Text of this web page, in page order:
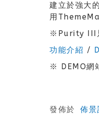
建立於強大
用
※Purity III
功能介紹 /
※ DEMO網
發佈於 佈景